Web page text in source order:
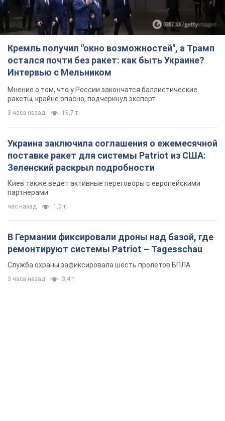
Кремль получил "окно возможностей", а Трамп
остался почти без ракет: как быть Украине?
Интервью с Мельником
Мнение о том, что у России закончатся баллистические
ракеты, крайне опасно, подчеркнул эксперт
3 часа назад 18,7 т.
Украина заключила соглашения о ежемесячной
поставке ракет для системы Patriot из США:
Зеленский раскрыл подробности
Киев также ведет активные переговоры с европейскими
партнерами
час назад 1,0 т.
В Германии фиксировали дроны над базой, где
ремонтируют системы Patriot – Tagesschau
Служба охраны зафиксировала шесть пролетов БПЛА
3 часа назад 3,4 т.